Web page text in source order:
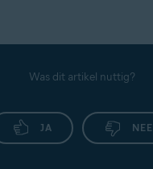
Was dit artikel nuttig?
JA NEE